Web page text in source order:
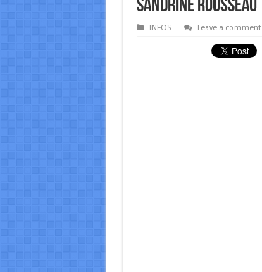
Sandrine Rousseau
INFOS Leave a comment